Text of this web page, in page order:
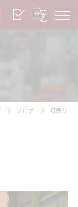
ブログ 初売り